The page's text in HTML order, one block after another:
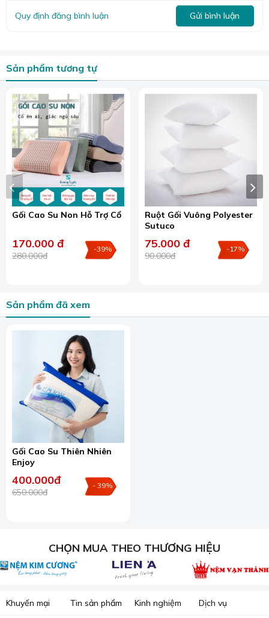
Vỏ gối là vỏ gấm được may khuy kéo dễ dàng tách rời khỏi ruột để vệ
– Chất liệu lành tính cho làn da và sức khỏe người dùng,
– Lâu bị xẹp lún, biến dạng và có thể sử dụng trong nhiều
năm.
>>
>>Gối lông vũ microfiber
>>Gối bông gòn cao cấp giá rẻ
Sương Tuyết cung cấp gối Đà Nẵng Enjoy chính hãng.
3. Cách sử dụng và bảo quản gối cao su Enjoy
Trong quá trình sử dụng chú ý không để gối ở nơi có ánh
nơi phát ra nguồn nhiệt lớn.
Quy định đăng bình luận Gửi bình luận
Sản phẩm tương tự
Gối Cao Su Non Hỗ Trợ Cổ
170.000 đ
280.000đ
-39%
Ruột Gối Vuông Polyester
Sutuco
75.000 đ
90.000đ
-17%
Sản phẩm đã xem
Gối Cao Su Thiên Nhiên
Enjoy
400.000đ
650.000đ
- 39%
CHỌN MUA THEO THƯƠNG HIỆU
Khuyến mại Tin sản phẩm Kinh nghiệm Dịch vụ